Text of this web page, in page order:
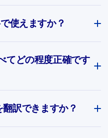
使えますか？
てどの程度正確です
訳できますか？